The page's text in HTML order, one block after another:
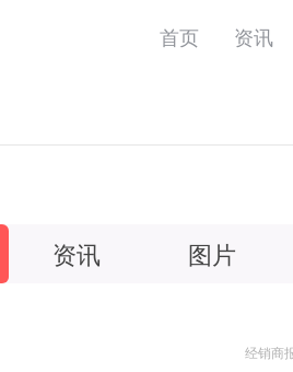
首页 资讯
资讯 图片
经销商